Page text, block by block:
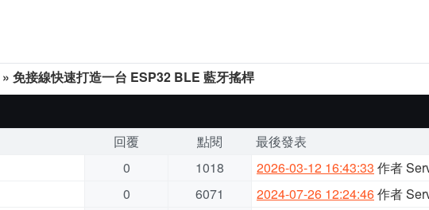
» 免接線快速打造一台 ESP32 BLE 藍牙搖桿
回覆 點閱
最後發表
0 1018 2026-03-12 16:43:33 作者
0 6071 2024-07-26 12:24:46作者